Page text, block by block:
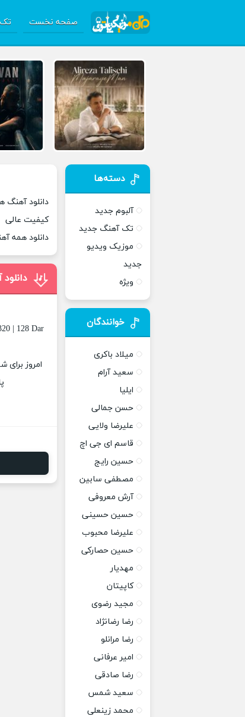
صفحه نخست
دانلود آهنگ
کیفیت عالی
دانلود همه
| 128 Dar
امروز برای
دسته‌ها
آلبوم جدید
تک آهنگ جدید
موزیک ویدیو
جدید
ویژه
خوانندگان
میلاد باکری
سعید آرام
ایلیا
حسن جمالی
علیرضا ولایی
قاسم ای جی اچ
حسین رایج
مصطفی سابین
آرش معروفی
حسین حسینی
علیرضا محبوب
حسین حصارکی
مهدیار
کاپیتان
مجید رضوی
رضا رضانژاد
رضا مرانلو
امیر عرفانی
رضا صادقی
سعید شمس
محمد زینعلی